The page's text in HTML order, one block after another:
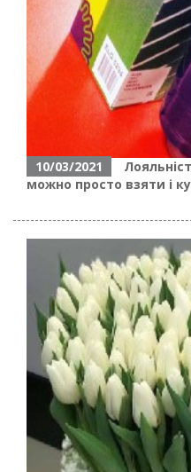
10/03/2021
можно просто взяти і